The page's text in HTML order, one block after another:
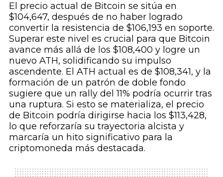
El precio actual de Bitcoin se sitúa en
$104,647, después de no haber logrado
convertir la resistencia de $106,193 en soporte.
Superar este nivel es crucial para que Bitcoin
avance más allá de los $108,400 y logre un
nuevo ATH, solidificando su impulso
ascendente. El ATH actual es de $108,341, y la
formación de un patrón de doble fondo
sugiere que un rally del 11% podría ocurrir tras
una ruptura. Si esto se materializa, el precio
de Bitcoin podría dirigirse hacia los $113,428,
lo que reforzaría su trayectoria alcista y
marcaría un hito significativo para la
criptomoneda más destacada.